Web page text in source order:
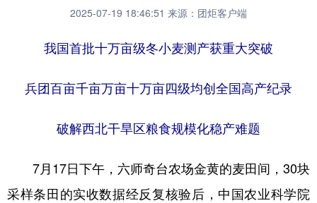
民生 访谈
访惠聚 专题 服务 援疆
地方频道
北京 天津 河北 山西
2025-07-19 18:46:51 来源：团炬客户端
我国首批十万亩级冬小麦测产获重大突破
兵团百亩千亩万亩十万亩四级均创全国高产纪录
破解西北干旱区粮食规模化稳产难题
7月17日下午，六师奇台农场金黄的麦田间，30块
采样条田的实收数据经反复核验后，中国农业科学院